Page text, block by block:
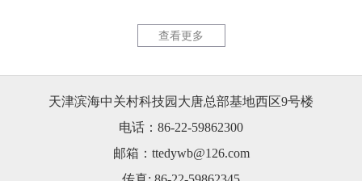
天津市茂联科技有限公...
查看更多
天津滨海中关村科技园大唐总部基地西区9号楼
电话：86-22-59862300
邮箱：ttedywb@126.com